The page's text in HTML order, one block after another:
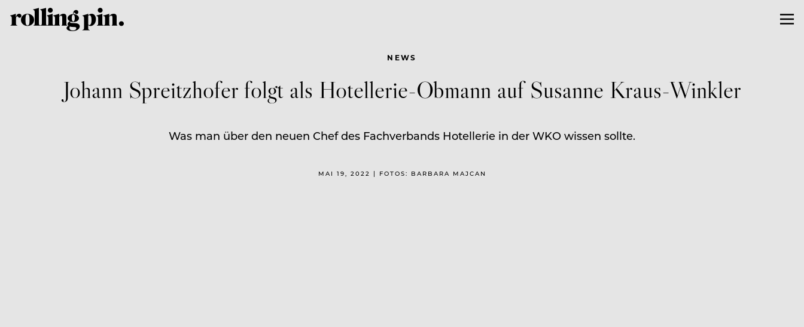
NEWS
Johann Spreitzhofer folgt als Hotellerie-Obmann auf Susanne Kraus-Winkler
Was man über den neuen Chef des Fachverbands Hotellerie in der WKO wissen sollte.
MAI 19, 2022 | FOTOS: BARBARA MAJCAN